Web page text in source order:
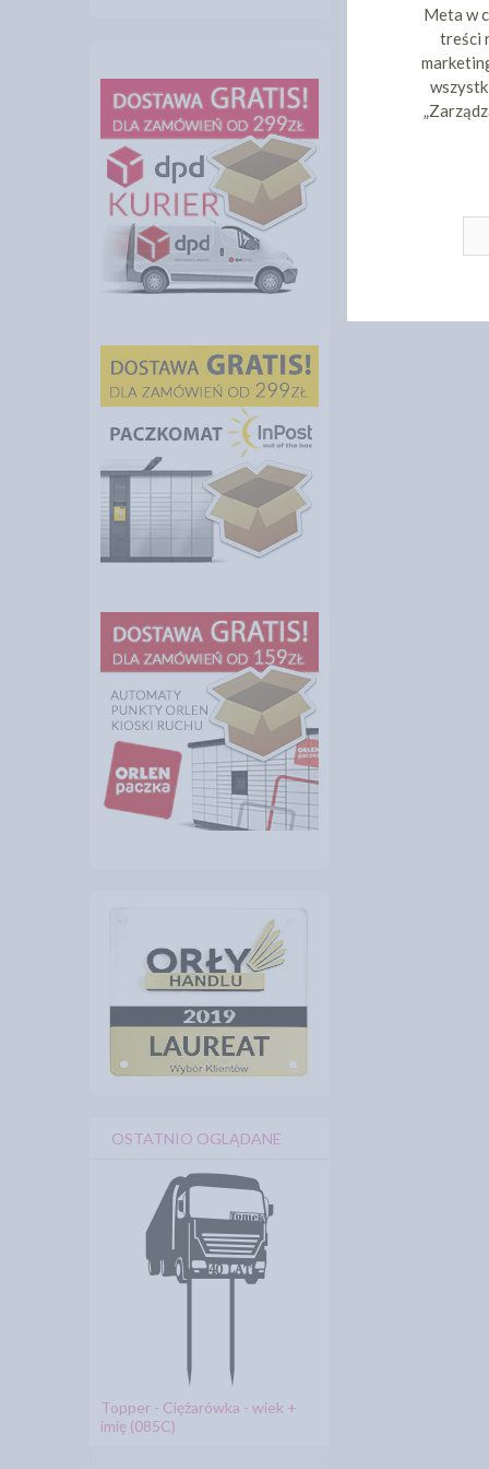
OSTATNIO OGLĄDANE
Topper - Ciężarówka - wiek +
imię (085C)
Meta w
treści